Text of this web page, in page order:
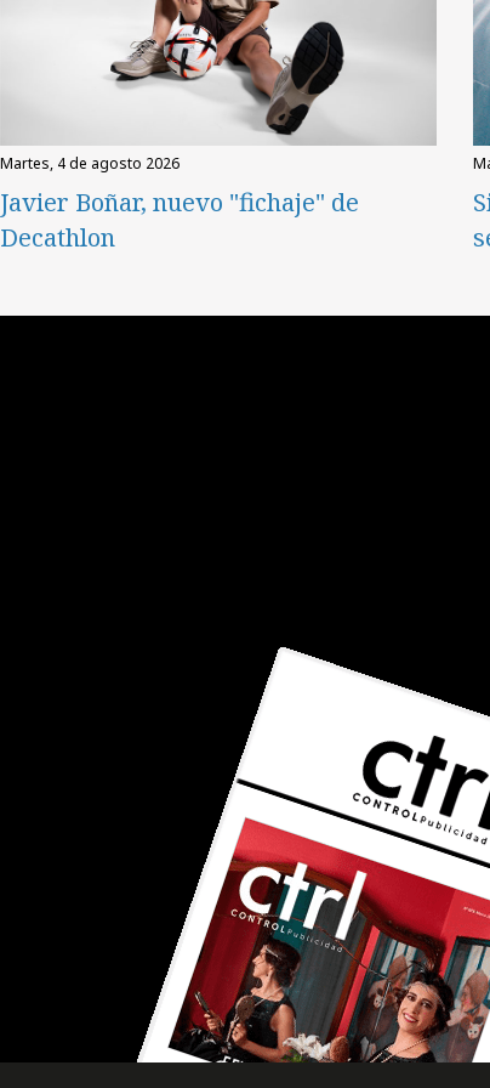
martes, 4 de agosto 2026
Javier Boñar, nuevo "fichaje" de
Decathlon